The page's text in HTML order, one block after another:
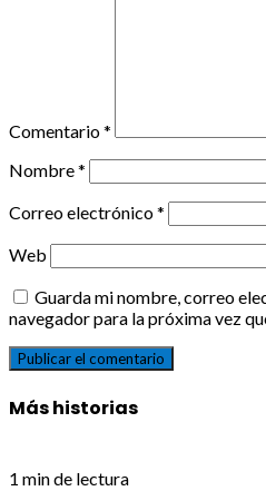
Comentario*
Nombre*
Correo electrónico*
Web
Guarda mi nombre, correo
navegador para la próxima vez
Más historias
1 min de lectura